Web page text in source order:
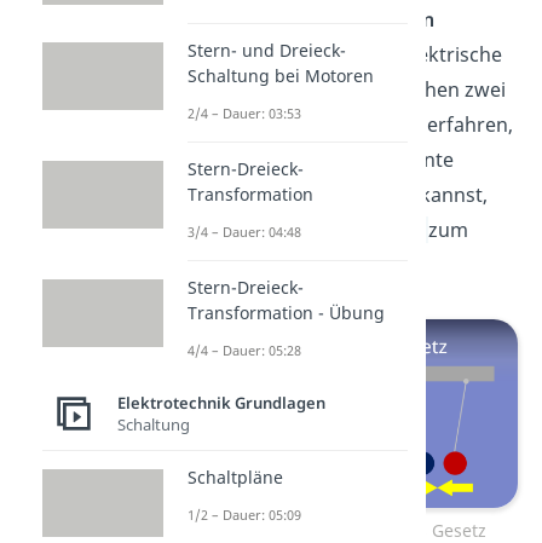
Coulombschen
Gesetzeskannst du die elektrische
Kraft berechnen, die zwischen zwei
Ladungen existiert. Um zu erfahren,
wie du genau die sogenannte
Coulombkraft berechnen kannst,
schau dir unseren
zum
Zum Video: Coulombsches Gesetz
Stern- und Dreieck-
Schaltung bei Motoren
2/4 – Dauer: 03:53
Stern-Dreieck-
Transformation
3/4 – Dauer: 04:48
Stern-Dreieck-
Transformation - Übung
4/4 – Dauer: 05:28
Elektrotechnik Grundlagen
Schaltung
Schaltpläne
1/2 – Dauer: 05:09